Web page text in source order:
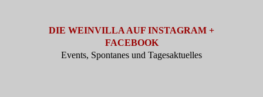
DIE WEINVILLA AUF INSTAGRAM +
FACEBOOK
Events, Spontanes und Tagesaktuelles